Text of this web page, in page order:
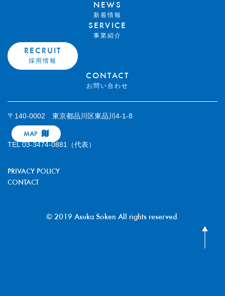
NEWS
新着情報
SERVICE
事業紹介
RECRUIT
採用情報
CONTACT
お問い合わせ
〒140-0002 東京都品川区東品川4-1-8
MAP
TEL 03-3474-0881（代表）
PRIVACY POLICY
CONTACT
© 2019 Asuka Soken All rights reserved.